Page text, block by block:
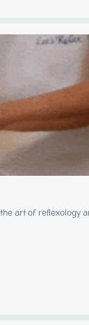
art of reflexology